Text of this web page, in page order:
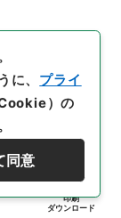
印刷
ダウンロード
に、 プライ
）の
同意